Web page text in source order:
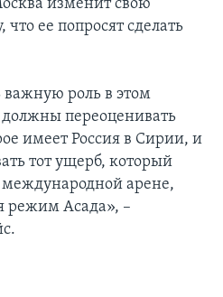
изменит свою
ее попросят сделать
важную роль в этом
переоценивать
имеет Россия в Сирии, и
тот ущерб, который
международной арене,
режим Асада», –